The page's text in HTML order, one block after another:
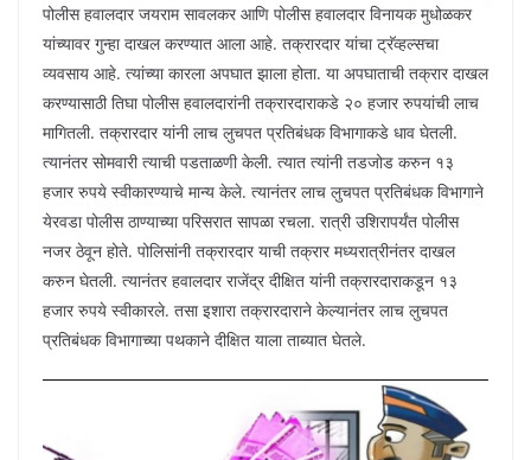
पोलीस हवालदार जयराम सावलकर आणि पोलीस हवालदार विनायक मुधोळकर
यांच्यावर गुन्हा दाखल करण्यात आला आहे. तक्रारदार यांचा ट्रॅव्हल्सचा
व्यवसाय आहे. त्यांच्या कारला अपघात झाला होता. या अपघाताची तक्रार दाखल
करण्यासाठी तिघा पोलीस हवालदारांनी तक्रारदाराकडे २० हजार रुपयांची लाच
मागितली. तक्रारदार यांनी लाच लुचपत प्रतिबंधक विभागाकडे धाव घेतली.
त्यानंतर सोमवारी त्याची पडताळणी केली. त्यात त्यांनी तडजोड करुन १३
हजार रुपये स्वीकारण्याचे मान्य केले. त्यानंतर लाच लुचपत प्रतिबंधक विभागाने
येरवडा पोलीस ठाण्याच्या परिसरात सापळा रचला. रात्री उशिरापर्यंत पोलीस
नजर ठेवून होते. पोलिसांनी तक्रारदार याची तक्रार मध्यरात्रीनंतर दाखल
करुन घेतली. त्यानंतर हवालदार राजेंद्र दीक्षित यांनी तक्रारदाराकडून १३
हजार रुपये स्वीकारले. तसा इशारा तक्रारदाराने केल्यानंतर लाच लुचपत
प्रतिबंधक विभागाच्या पथकाने दीक्षित याला ताब्यात घेतले.